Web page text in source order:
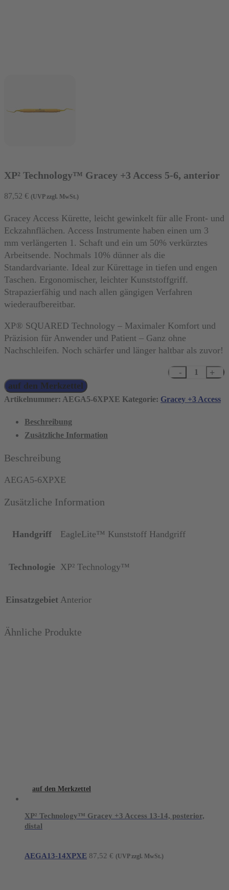
XP² Technology™ Gracey +3 Access 5-6, anterior
87,52 € (UVP zzgl. MwSt.)
Gracey Access Kürette, leicht gewinkelt für alle Front- und
Eckzahnflächen. Access Instrumente haben einen um 3
mm verlängerten 1. Schaft und ein um 50% verkürztes
Arbeitsende. Nochmals 10% dünner als die
Standardvariante. Ideal zur Kürettage in tiefen und engen
Taschen. Ergonomischer, leichter Kunststoffgriff.
Strapazierfähig und nach allen gängigen Verfahren
wiederaufbereitbar.
XP® SQUARED Technology – Maximaler Komfort und
Präzision für Anwender und Patient – Ganz ohne
Nachschleifen. Noch schärfer und länger haltbar als zuvor!
XP²
Gracey
auf den Merkzettel
Artikelnummer: AEGA5-6XPXE Kategorie: Gracey +3 Access
Beschreibung
Zusätzliche Information
Beschreibung
AEGA5-6XPXE
Zusätzliche Information
Handgriff EagleLite™ Kunststoff Handgriff
Technologie XP² Technology™
Einsatzgebiet Anterior
Ähnliche Produkte
auf den Merkzettel
XP² Technology™ Gracey +3 Access 13-14, posterior,
distal
AEGA13-14XPXE 87,52 € (UVP zzgl. MwSt.)